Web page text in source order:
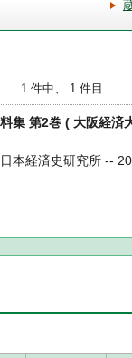
1 件中、 1 件目
集 第2巻 ( 大阪経済
本経済史研究所 --